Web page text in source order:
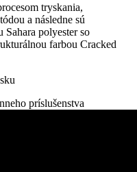
tryskania,
a následne sú
polyester so
farbou Cracked
príslušenstva